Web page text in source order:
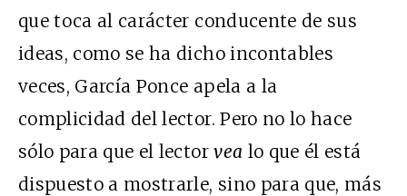
que toca al carácter conducente de sus
ideas, como se ha dicho incontables
veces, García Ponce apela a la
complicidad del lector. Pero no lo hace
sólo para que el lectorvea lo que él está
dispuesto a mostrarle, sino para que, más